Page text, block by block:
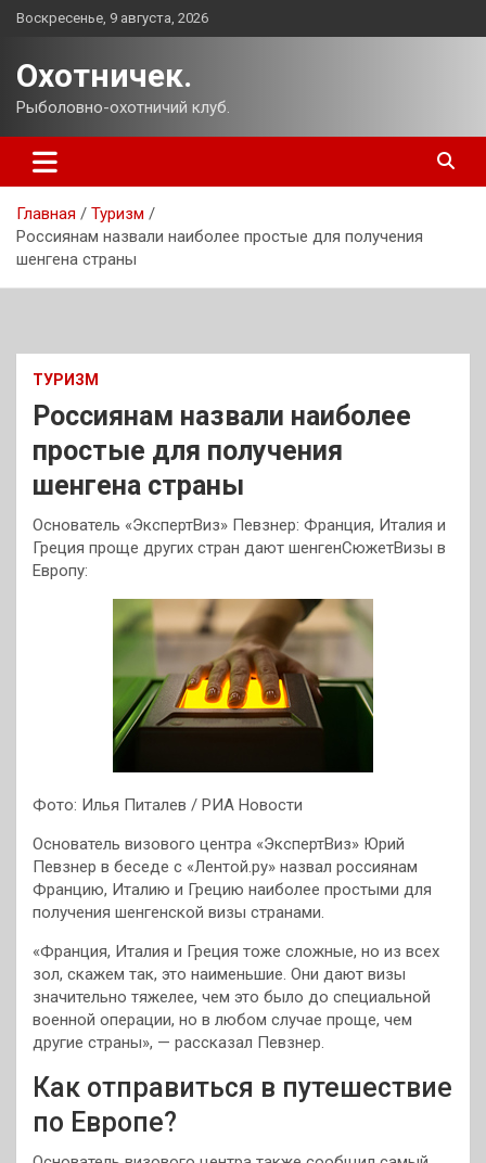
Перейти
Воскресенье, 9 августа, 2026
Охотничек.
Рыболовно-охотничий клуб.
Главная
Туризм
Россиянам назвали наиболее простые для получения
шенгена страны
ТУРИЗМ
Россиянам назвали наиболее
простые для получения
шенгена страны
Основатель «ЭкспертВиз» Певзнер: Франция, Италия и
Греция проще других стран дают шенгенСюжетВизы в
Европу:
Фото: Илья Питалев / РИА Новости
Основатель визового центра «ЭкспертВиз» Юрий
Певзнер в беседе с «Лентой.ру» назвал россиянам
Францию, Италию и Грецию наиболее простыми для
получения шенгенской визы странами.
«Франция, Италия и Греция тоже сложные, но из всех
зол, скажем так, это наименьшие. Они дают визы
значительно тяжелее, чем это было до специальной
военной операции, но в любом случае проще, чем
другие страны», — рассказал Певзнер.
Как отправиться в путешествие
по Европе?